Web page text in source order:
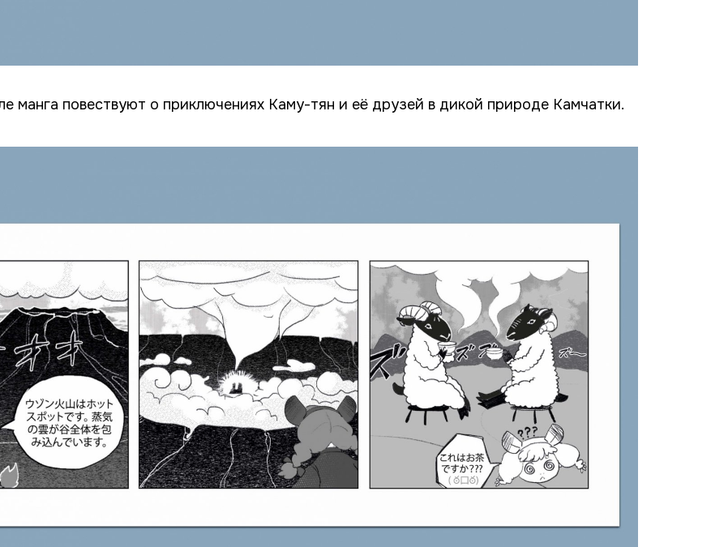
манга повествуют о приключениях Каму-тян и её друзей в дикой природе Камчатки.